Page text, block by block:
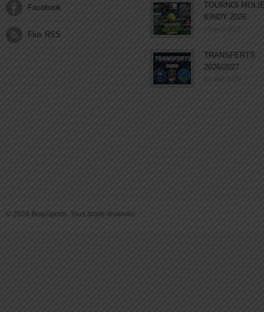
Facebook
Flux RSS
TOURNOI
KINDY 2026
03 août 2026
TRANSFERTS
2026/2027
03 août 2026
© 2026 BraySports. Tous droits reservés.